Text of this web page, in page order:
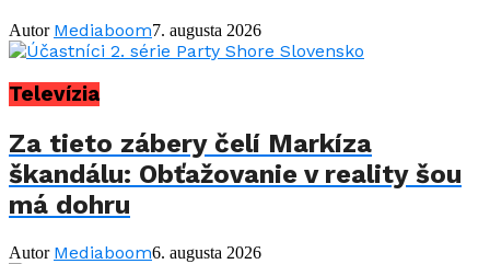
Autor Mediaboom7. augusta 2026
Televízia
Za tieto zábery čelí Markíza
škandálu: Obťažovanie v reality šou
má dohru
Autor Mediaboom6. augusta 2026